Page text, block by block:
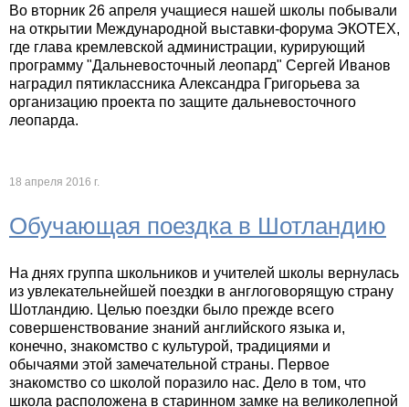
Во вторник 26 апреля учащиеся нашей школы побывали
на открытии Международной выставки-форума ЭКОТЕХ,
где глава кремлевской администрации, курирующий
программу "Дальневосточный леопард" Сергей Иванов
наградил пятиклассника Александра Григорьева за
организацию проекта по защите дальневосточного
леопарда.
18 апреля 2016 г.
Обучающая поездка в Шотландию
На днях группа школьников и учителей школы вернулась
из увлекательнейшей поездки в англоговорящую страну
Шотландию. Целью поездки было прежде всего
совершенствование знаний английского языка и,
конечно, знакомство с культурой, традициями и
обычаями этой замечательной страны. Первое
знакомство со школой поразило нас. Дело в том, что
школа расположена в старинном замке на великолепной